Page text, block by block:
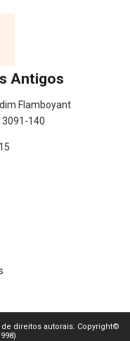
Antigos
Flamboyant
140
direitos autorais. Copyright©